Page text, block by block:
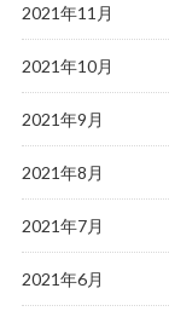
2021年11月
2021年10月
2021年9月
2021年8月
2021年7月
2021年6月